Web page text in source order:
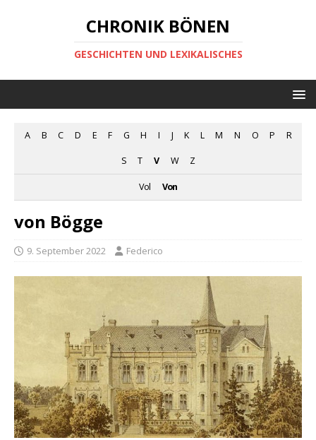
CHRONIK BÖNEN
GESCHICHTEN UND LEXIKALISCHES
A B C D E F G H I J K L M N O P R
S T V W Z
Vol Von
von Bögge
9. September 2022 Federico